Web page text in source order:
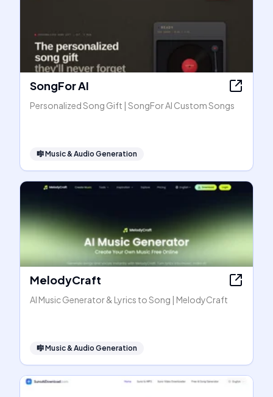
SongFor AI
Personalized Song Gift | SongFor AI Custom Songs
🎼Music & Audio Generation
MelodyCraft
AI Music Generator & Lyrics to Song | MelodyCraft
🎼Music & Audio Generation